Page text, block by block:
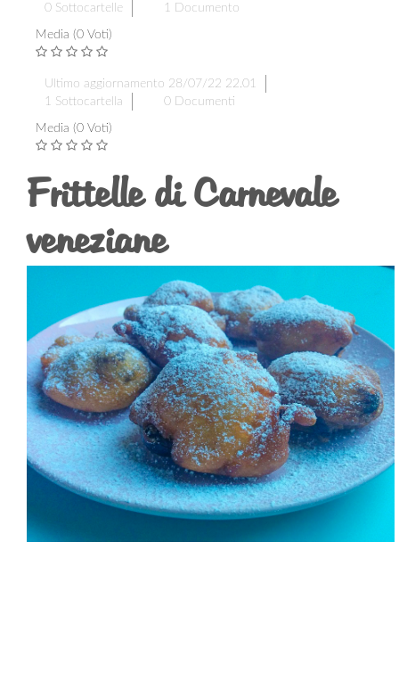
0 Sottocartelle 1 Documento
Media (0 Voti)
Ultimo aggiornamento 28/07/22 22.01
1 Sottocartella
0 Documenti
Media (0 Voti)
Frittelle di Carnevale
veneziane